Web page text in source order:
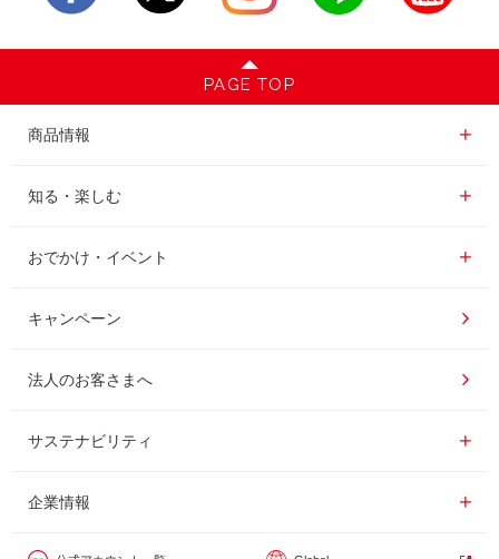
PAGE TOP
商品情報
商品情報一覧
レギュラーコーヒー
インスタントコーヒー
ドリップポッド
知る・楽しむ
知る・楽しむ一覧
おいしいコーヒーの淹れ方
コーヒー百科
レシピ
おでかけ・イベント
おでかけ・イベント情報一覧
UCCコーヒー博物館
UCCコーヒーアカデミー
工場見学
東京ディズニーリゾート®︎
カフェのお仕事体験
キャンペーン
法人のお客さまへ
サステナビリティ
サステナビリティ
企業情報
企業情報一覧